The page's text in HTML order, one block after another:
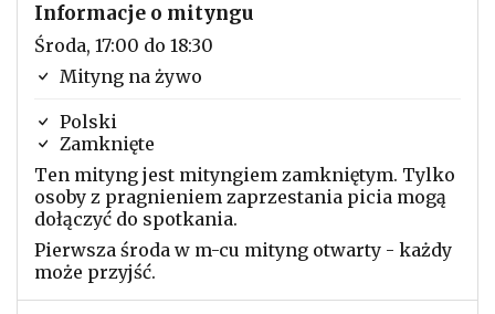
Informacje o mityngu
Środa, 17:00 do 18:30
Mityng na żywo
Polski
Zamknięte
Ten mityng jest mityngiem zamkniętym. Tylko
osoby z pragnieniem zaprzestania picia mogą
dołączyć do spotkania.
Pierwsza środa w m-cu mityng otwarty - każdy
może przyjść.